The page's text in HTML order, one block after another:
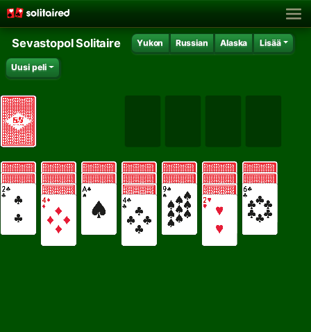
Sevastopol Solitaire Yukon Russian Alaska Lisää
Uusi peli